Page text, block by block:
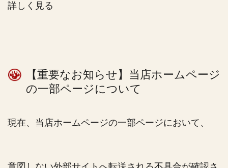
詳しく見る
【重要なお知らせ】当店ホームページ
の一部ページについて
現在、当店ホームページの一部ページにおいて、